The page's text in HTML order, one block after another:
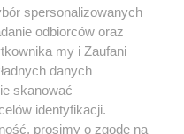
spersonalizowanych
odbiorców oraz
my i Zaufani
danych
skanować
identyfikacji.
prosimy o zgodę na